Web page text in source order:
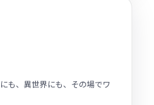
も、異世界にも、その場でワ